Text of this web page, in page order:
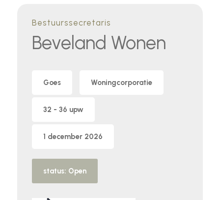
Bestuurssecretaris
Beveland Wonen
Goes Woningcorporatie
32 - 36 upw
1 december 2026
status: Open